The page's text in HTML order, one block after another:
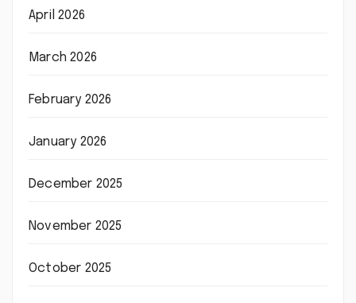
April 2026
March 2026
February 2026
January 2026
December 2025
November 2025
October 2025